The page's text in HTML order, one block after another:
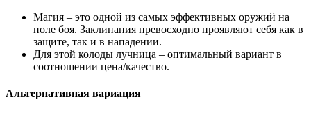
Магия – это одной из самых эффективных оружий на
поле боя. Заклинания превосходно проявляют себя как в
защите, так и в нападении.
Для этой колоды лучница – оптимальный вариант в
соотношении цена/качество.
Альтернативная вариация